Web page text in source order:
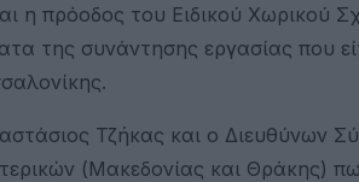
η πρόοδος του Ειδικού Χωρικού
της συνάντησης εργασίας που
Τζήκας και ο Διευθύνων
(Μακεδονίας και Θράκης)